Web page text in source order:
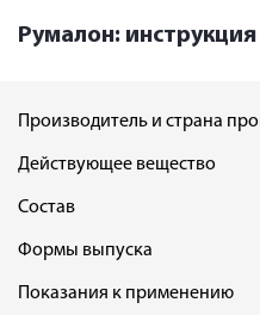
Румалон:
Производитель и страна
Действующее вещество
Состав
Формы выпуска
Показания к применению